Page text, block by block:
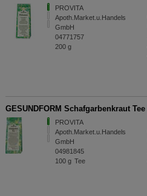
PROVITA
Apoth.Market.u.Handels
GmbH
04771757
200 g
GESUNDFORM Schafgarbenkraut Tee
PROVITA
Apoth.Market.u.Handels
GmbH
04981845
100 g Tee